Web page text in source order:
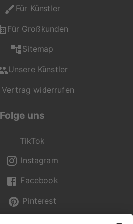
Wunschprodukt in der
Qualität von
Motiv, Produkt oder
Kundenservice gerne
unterstützt dich bei
Fr von 08:00 - 20:00
- 20:00 Uhr unter +49
oder per Mail an
service@artboxone.de.
Für Künstler
Für Großkunden
Sitemap
Unsere Künstler
Vertrag widerrufen
Folge uns
TikTok
Instagram
Facebook
Pinterest